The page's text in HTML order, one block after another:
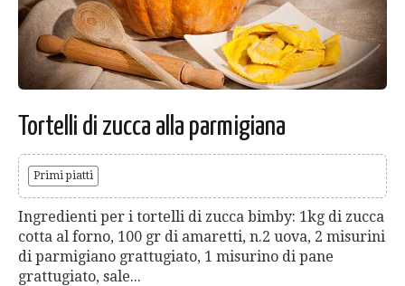
Tortelli di zucca alla parmigiana
Primi piatti
Ingredienti per i tortelli di zucca bimby: 1kg di zucca
cotta al forno, 100 gr di amaretti, n.2 uova, 2 misurini
di parmigiano grattugiato, 1 misurino di pane
grattugiato, sale...